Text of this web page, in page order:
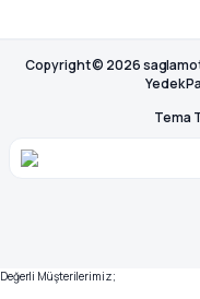
Copyright © 2026
Yedek
Tema
Değerli Müşterilerimiz;